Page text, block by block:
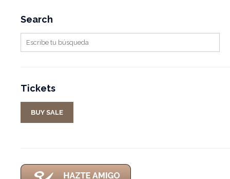
Search
Tickets
BUY SALE